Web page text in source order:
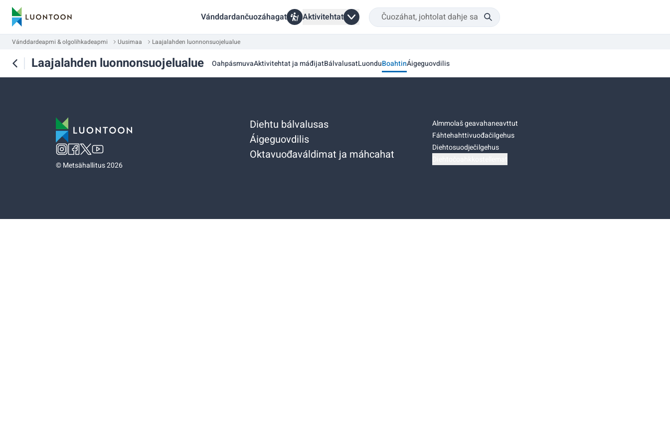
Vánddardančuozáhagat Aktivitehtat
Vánddardeapmi & olgolihkadeapmi Uusimaa Laajalahden luonnonsuojelualue
Laajalahden luonnonsuojelualue OahpásmuvaAktivitehtat ja máđijatBálvalusatLuonduBoahtinÁigeguovdilis
©Metsähallitus 2026
Diehtu bálvalusas
Áigeguovdilis
Oktavuođaváldimat ja máhcahat
Almmolaš geavahaneavttut
Fáhtehahttivuođačilgehus
Diehtosuodječilgehus